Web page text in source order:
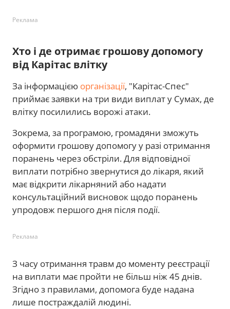
Реклама
Хто і де отримає грошову допомогу
від Карітас влітку
За інформацією організації, "Карітас-Спес"
приймає заявки на три види виплат у Сумах, де
влітку посилились ворожі атаки.
Зокрема, за програмою, громадяни зможуть
оформити грошову допомогу у разі отримання
поранень через обстріли. Для відповідної
виплати потрібно звернутися до лікаря, який
має відкрити лікарняний або надати
консультаційний висновок щодо поранень
упродовж першого дня після події.
Реклама
З часу отримання травм до моменту реєстрації
на виплати має пройти не більш ніж 45 днів.
Згідно з правилами, допомога буде надана
лише постраждалій людині.